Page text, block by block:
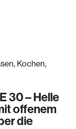
30 – Helle
offenem
die